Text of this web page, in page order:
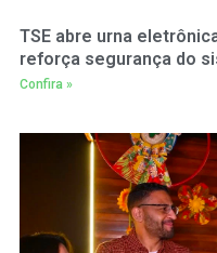
TSE abre urna
reforça segurança do
Confira »